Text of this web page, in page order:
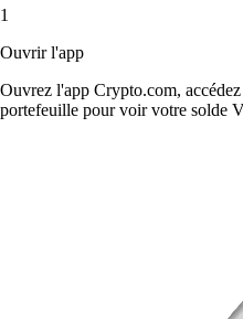
1
Ouvrir l'app
Ouvrez l'app Crypto.com,
portefeuille pour voir votre solde